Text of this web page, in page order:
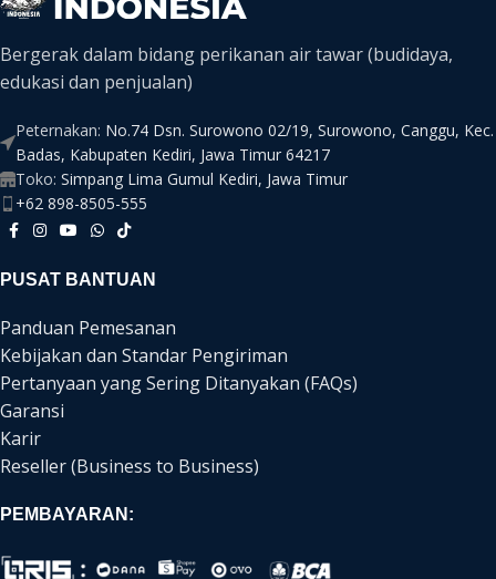
Bergerak dalam bidang perikanan air tawar (budidaya,
edukasi dan penjualan)
Peternakan: No.74 Dsn. Surowono 02/19, Surowono, Canggu, Kec.
Badas, Kabupaten Kediri, Jawa Timur 64217
Toko: Simpang Lima Gumul Kediri, Jawa Timur
+62 898-8505-555
PUSAT BANTUAN
Panduan Pemesanan
Kebijakan dan Standar Pengiriman
Pertanyaan yang Sering Ditanyakan (FAQs)
Garansi
Karir
Reseller (Business to Business)
PEMBAYARAN: